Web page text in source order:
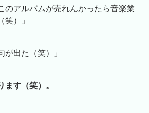
のアルバムが売れんかったら音楽業
笑）」
が出た（笑）」
ます（笑）。